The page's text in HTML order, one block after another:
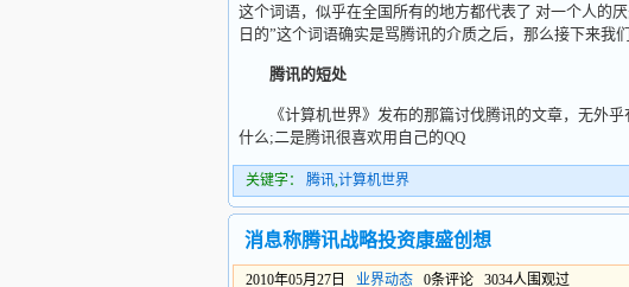
这个词语，似乎在全国所有的地方都代表了 对一个人的
日的”这个词语确实是骂腾讯的介质之后，那么接下来我
腾讯的短处
《计算机世界》发布的那篇讨伐腾讯的文章，无外乎
什么;二是腾讯很喜欢用自己的QQ
关键字： 腾讯,计算机世界
消息称腾讯战略投资康盛创想
2010年05月27日 业界动态 0条评论 3034人围观过